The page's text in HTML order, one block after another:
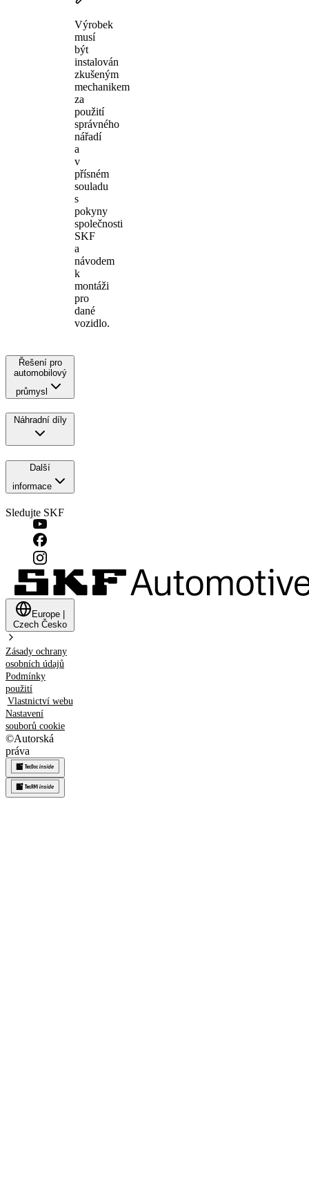
Výrobek
musí
být
instalován
zkušeným
mechanikem
za
použití
správného
nářadí
a
v
přísném
souladu
s
pokyny
společnosti
SKF
a
návodem
k
montáži
pro
dané
vozidlo.
Řešení pro
automobilový
průmysl
Náhradní díly
Další
informace
Sledujte SKF
Europe
Czech Česko
Zásady ochrany
osobních údajů
Podmínky
použití
Vlastnictví webu
Nastavení
souborů cookie
©Autorská
práva